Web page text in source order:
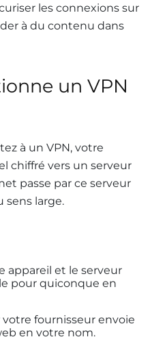
les connexions sur
à du contenu dans
un VPN
à un VPN, votre
chiffré vers un serveur
passe par ce serveur
sens large.
appareil et le serveur
pour quiconque en
votre fournisseur envoie
en votre nom.